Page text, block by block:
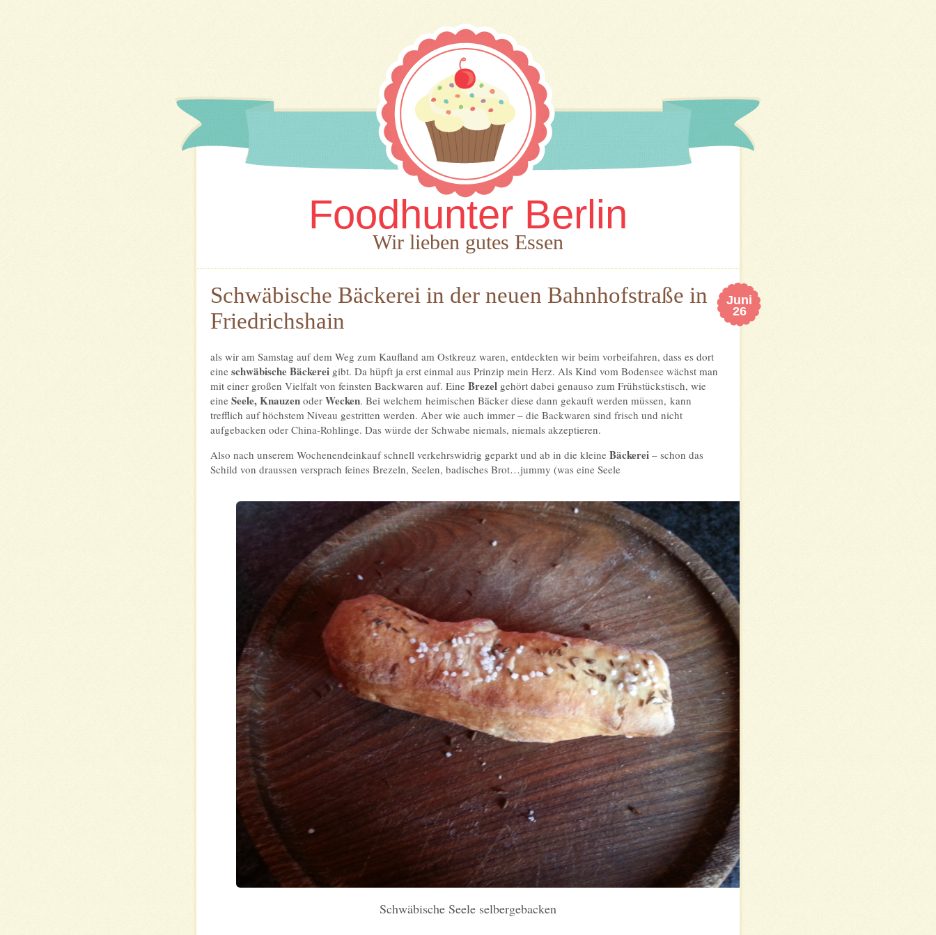
Foodhunter Berlin
Wir lieben gutes Essen
Juni
26
Schwäbische Bäckerei in der neuen Bahnhofstraße in
Friedrichshain
als wir am Samstag auf dem Weg zum Kaufland am Ostkreuz waren, entdeckten wir beim vorbeifahren, dass es dort
eine schwäbische Bäckerei gibt. Da hüpft ja erst einmal aus Prinzip mein Herz. Als Kind vom Bodensee wächst man
mit einer großen Vielfalt von feinsten Backwaren auf. Eine Brezel gehört dabei genauso zum Frühstückstisch, wie
eine Seele, Knauzen oder Wecken. Bei welchem heimischen Bäcker diese dann gekauft werden müssen, kann
trefflich auf höchstem Niveau gestritten werden. Aber wie auch immer – die Backwaren sind frisch und nicht
aufgebacken oder China-Rohlinge. Das würde der Schwabe niemals, niemals akzeptieren.
Also nach unserem Wochenendeinkauf schnell verkehrswidrig geparkt und ab in die kleine Bäckerei – schon das
Schild von draussen versprach feines Brezeln, Seelen, badisches Brot…jummy (was eine Seele
Schwäbische Seele selbergebacken